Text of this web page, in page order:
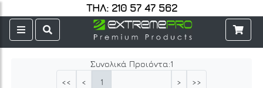
ΤΗΛ: 210 57 47 562
Συνολικά Προιόντα:1
<<
< 1 >
>>